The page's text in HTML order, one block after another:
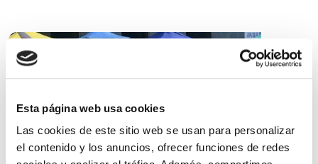
Esta página web usa cookies
Las cookies de este sitio web se usan para personalizar
el contenido y los anuncios, ofrecer funciones de redes